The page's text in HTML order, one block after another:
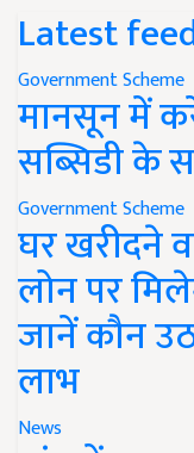
Latest
Government Scheme
मानसून में
सब्सिडी के
Government Scheme
घर खरीदने
लोन पर
जानें कौन
लाभ
News